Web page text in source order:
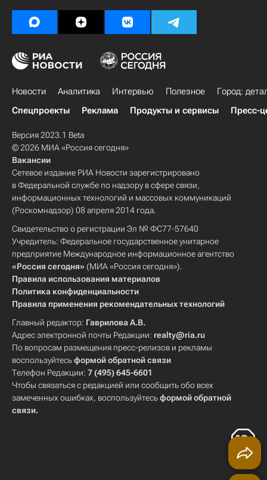
Новости Аналитика Интервью Полезное
Город:
Спецпроекты
Реклама Продукты и сервисы Пресс-
Версия 2023.1 Beta
© 2026 МИА «Россия сегодня»
Вакансии
Сетевое издание РИА Новости зарегистрировано
в Федеральной службе по надзору в сфере связи,
информационных технологий и массовых коммуникаций
(Роскомнадзор) 08 апреля 2014 года.
Свидетельство о регистрации Эл № ФС77-57640
Учредитель: Федеральное государственное унитарное
предприятие Международное информационное агентство
«Россия сегодня» (МИА «Россия сегодня»).
Правила использования материалов
Политика конфиденциальности
Правила применения рекомендательных технологий
Главный редактор: Гаврилова А.В.
Адрес электронной почты Редакции: realty@ria.ru
По вопросам размещения пресс-релизов и рекламы
воспользуйтесьформой обратной связи
Телефон Редакции: 7 (495) 645-6601
Чтобы связаться с редакцией или сообщить обо всех
замеченных ошибках, воспользуйтесьформой обратной
связи.